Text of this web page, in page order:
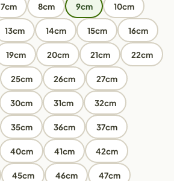
7cm 8cm 9cm 10cm
13cm 14cm 15cm 16cm
19cm 20cm 21cm 22cm
25cm 26cm 27cm
30cm 31cm 32cm
35cm 36cm 37cm
40cm 41cm 42cm
45cm 46cm 47cm